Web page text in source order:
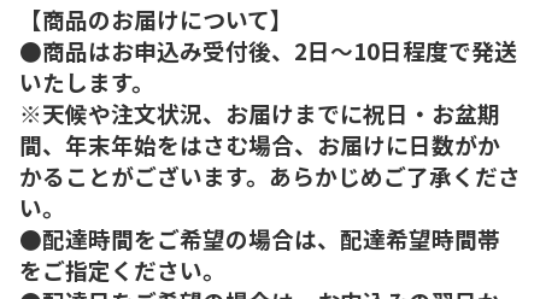
【商品のお届けについて】
●商品はお申込み受付後、2日～10日程度で発送
いたします。
※天候や注文状況、お届けまでに祝日・お盆期
間、年末年始をはさむ場合、お届けに日数がか
かることがございます。あらかじめご了承くださ
い。
●配達時間をご希望の場合は、配達希望時間帯
をご指定ください。